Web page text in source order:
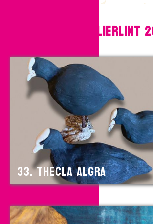
Deelnemers Atelierlint
33. Thecla Algra